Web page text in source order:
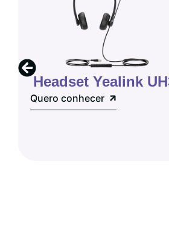
Headset Yealink
Quero conhecer